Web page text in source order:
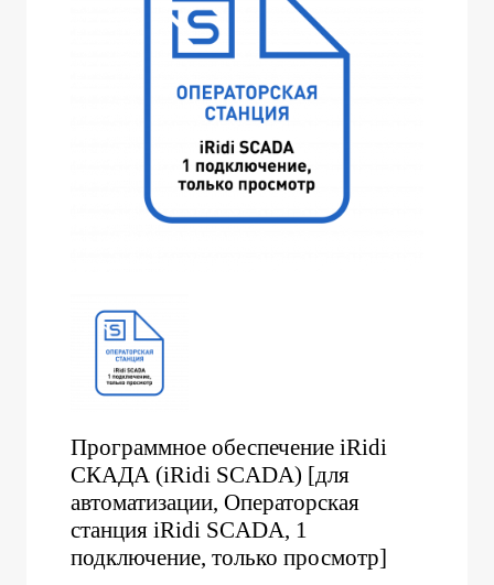
Программное обеспечение iRidi
СКАДА (iRidi SCADA) [для
автоматизации, Операторская
станция iRidi SCADA, 1
подключение, только просмотр]